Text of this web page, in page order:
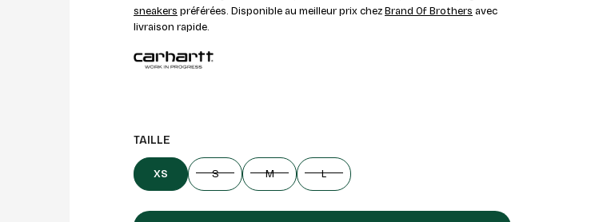
sneakers préférées. Disponible au meilleur prix chezBrand Of Brothers avec
livraison rapide.
TAILLE
XS S M L